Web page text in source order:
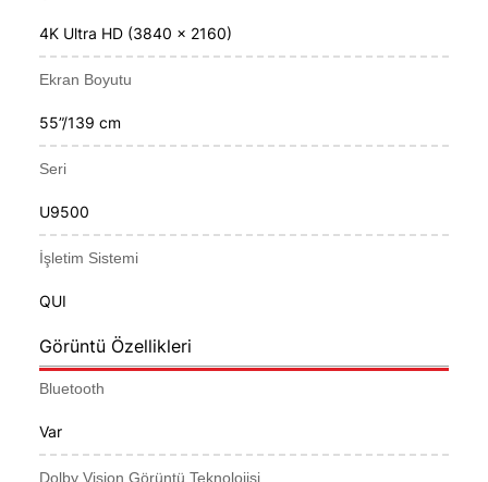
4K Ultra HD (3840 x 2160)
Ekran Boyutu
55”/139 cm
Seri
U9500
İşletim Sistemi
QUI
Görüntü Özellikleri
Bluetooth
Var
Dolby Vision Görüntü Teknolojisi